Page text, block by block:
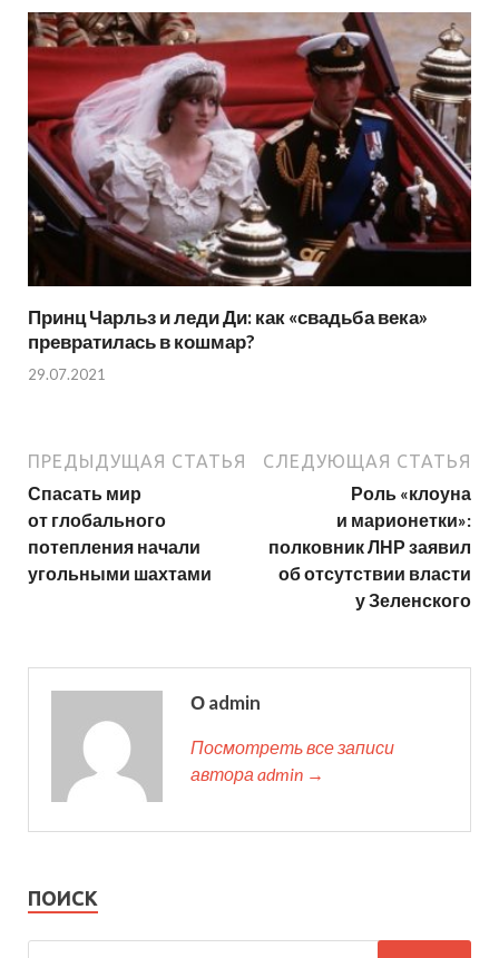
Принц Чарльз и леди Ди: как «свадьба века»
превратилась в кошмар?
29.07.2021
ПРЕДЫДУЩАЯ СТАТЬЯ
Спасать мир
от глобального
потепления начали
угольными шахтами
СЛЕДУЮЩАЯ СТАТЬЯ
Роль «клоуна
и марионетки»:
полковник ЛНР заявил
об отсутствии власти
у Зеленского
О admin
Посмотреть все записи
автора admin →
ПОИСК